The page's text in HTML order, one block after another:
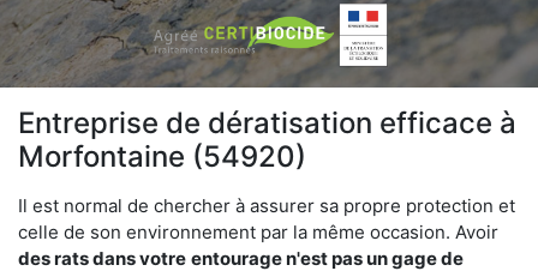
Entreprise de dératisation efficace à
Morfontaine (54920)
Il est normal de chercher à assurer sa propre protection et
celle de son environnement par la même occasion. Avoir
des rats dans votre entourage n'est pas un gage de